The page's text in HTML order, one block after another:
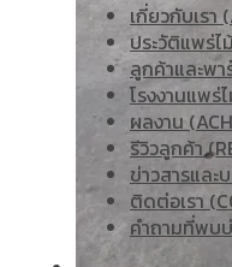
เกี่ยวกับเรา
ประวัติแพร่ไ
ลูกค้าและพา
โรงงานแพร่
ผลงาน
รีวิวลูกค้า
ข่าวสารและ
ติดต่อเรา
คำถามที่พบ